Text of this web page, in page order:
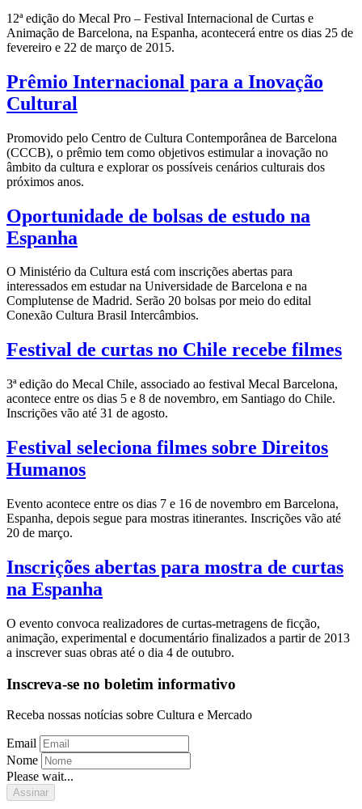
12ª edição do Mecal Pro – Festival Internacional de Curtas e
Animação de Barcelona, na Espanha, acontecerá entre os dias 25 de
fevereiro e 22 de março de 2015.
Prêmio Internacional para a Inovação
Cultural
Promovido pelo Centro de Cultura Contemporânea de Barcelona
(CCCB), o prêmio tem como objetivos estimular a inovação no
âmbito da cultura e explorar os possíveis cenários culturais dos
próximos anos.
Oportunidade de bolsas de estudo na
Espanha
O Ministério da Cultura está com inscrições abertas para
interessados em estudar na Universidade de Barcelona e na
Complutense de Madrid. Serão 20 bolsas por meio do edital
Conexão Cultura Brasil Intercâmbios.
Festival de curtas no Chile recebe filmes
3ª edição do Mecal Chile, associado ao festival Mecal Barcelona,
acontece entre os dias 5 e 8 de novembro, em Santiago do Chile.
Inscrições vão até 31 de agosto.
Festival seleciona filmes sobre Direitos
Humanos
Evento acontece entre os dias 7 e 16 de novembro em Barcelona,
Espanha, depois segue para mostras itinerantes. Inscrições vão até
20 de março.
Inscrições abertas para mostra de curtas
na Espanha
O evento convoca realizadores de curtas-metragens de ficção,
animação, experimental e documentário finalizados a partir de 2013
a inscrever suas obras até o dia 4 de outubro.
Inscreva-se no boletim informativo
Receba nossas notícias sobre Cultura e Mercado
Email
Nome
Please wait...
Assinar